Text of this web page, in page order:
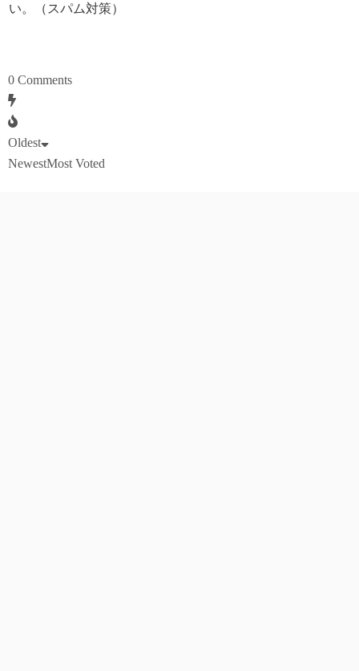
い。（スパム対策）
0 Comments
Oldest
NewestMost Voted